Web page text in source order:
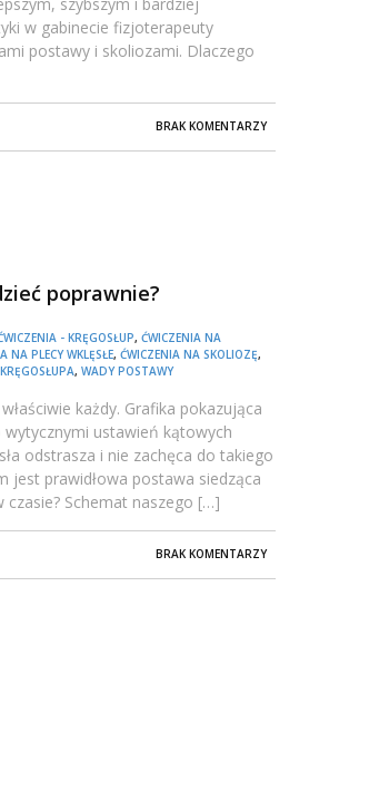
w gabinecie fizjoterapeuty
postawy i skoliozami. Dlaczego
BRAK KOMENTARZY
poprawnie?
- KRĘGOSŁUP, ĆWICZENIA NA
NA PLECY WKLĘSŁE, ĆWICZENIA NA SKOLIOZĘ,
, WADY POSTAWY
każdy. Grafika pokazująca
ustawień kątowych
odstrasza i nie zachęca do takiego
jest prawidłowa postawa siedząca
czasie? Schemat naszego […]
BRAK KOMENTARZY